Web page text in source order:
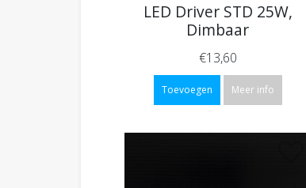
LED Driver STD 25W,
Dimbaar
€13,60
Toevoegen Meer info